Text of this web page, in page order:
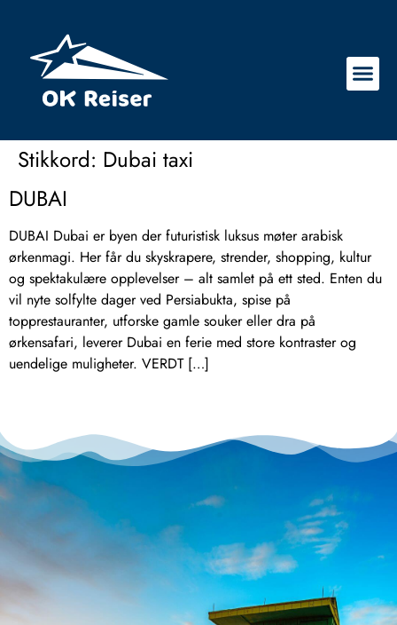
Stikkord: Dubai taxi
DUBAI
DUBAI Dubai er byen der futuristisk luksus møter arabisk
ørkenmagi. Her får du skyskrapere, strender, shopping, kultur
og spektakulære opplevelser – alt samlet på ett sted. Enten du
vil nyte solfylte dager ved Persiabukta, spise på
topprestauranter, utforske gamle souker eller dra på
ørkensafari, leverer Dubai en ferie med store kontraster og
uendelige muligheter. VERDT […]